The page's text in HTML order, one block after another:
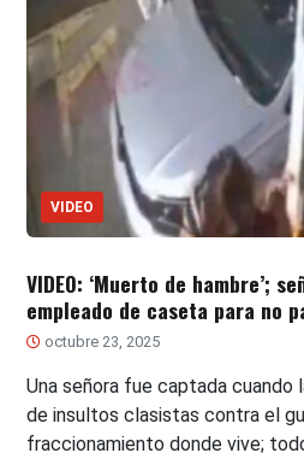
VIDEO
VIDEO: ‘Muerto de hambre’;
empleado de caseta para no
octubre 23, 2025
Una señora fue captada cuando
de insultos clasistas contra el
fraccionamiento donde vive;